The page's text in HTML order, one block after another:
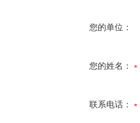
您的单位：
您的姓名：
联系电话：